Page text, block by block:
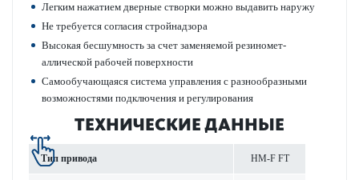
Легким нажатием дверные створки можно выдавить наружу
Не требуется согласия стройнадзора
Выс­окая бесшумность за счет заменяемой рези­номет­
аллической рабочей пове­рхности
Самообучающаяся сис­тема управ­ления с разнообразными
возможно­с­тями под­ключения и регулирования
ТЕХНИЧЕСКИЕ ДАННЫЕ
Тип при­вода HM-F FT